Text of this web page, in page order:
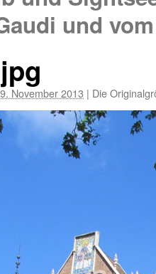
und
November 2013 | Die